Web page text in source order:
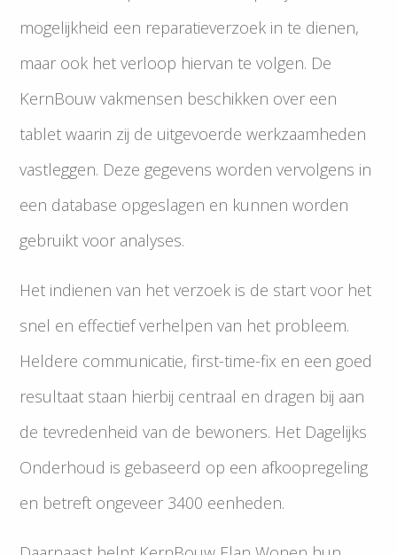
mogelijkheid een reparatieverzoek in te dienen,
maar ook het verloop hiervan te volgen. De
KernBouw vakmensen beschikken over een
tablet waarin zij de uitgevoerde werkzaamheden
vastleggen. Deze gegevens worden vervolgens in
een database opgeslagen en kunnen worden
gebruikt voor analyses.
Het indienen van het verzoek is de start voor het
snel en effectief verhelpen van het probleem.
Heldere communicatie, first-time-fix en een goed
resultaat staan hierbij centraal en dragen bij aan
de tevredenheid van de bewoners. Het Dagelijks
Onderhoud is gebaseerd op een afkoopregeling
en betreft ongeveer 3400 eenheden.